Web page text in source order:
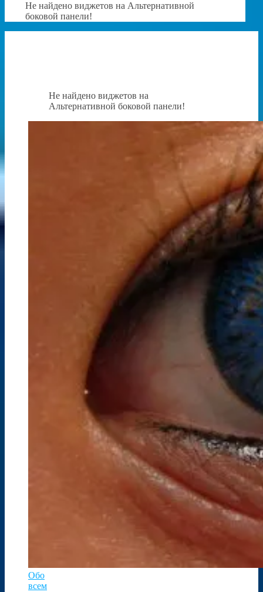
Не найдено виджетов на Альтернативной
боковой панели!
Не найдено виджетов на
Альтернативной боковой панели!
Обо
всем